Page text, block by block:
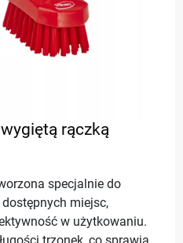
rączką
specjalnie do
miejsc,
w użytkowaniu.